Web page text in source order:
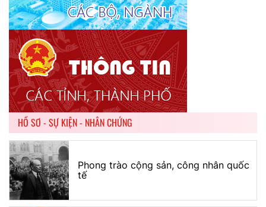
HỒ SƠ - SỰ KIỆN - NHÂN CHỨNG
Phong trào cộng sản, công nhân quốc
tế